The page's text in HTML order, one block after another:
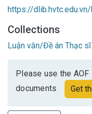
https://
Collections
Luận văn/Đề án Thạc
Please use the
documents
Get